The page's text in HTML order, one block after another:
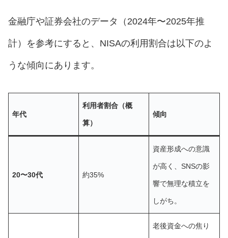
金融庁や証券会社のデータ（2024年〜2025年推
計）を参考にすると、NISAの利用割合は以下のよ
うな傾向にあります。
年代
利用者割合（概
算）
傾向
20〜30代 約35%
資産形成への意識
が高く、SNSの影
響で無理な積立を
しがち。
老後資金への焦り